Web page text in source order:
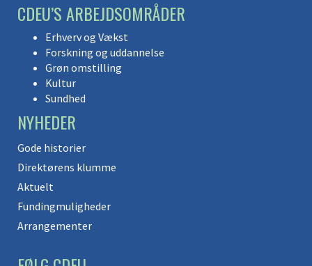
CDEU’S ARBEJDSOMRÅDER
Erhverv og Vækst
Forskning og uddannelse
Grøn omstilling
Kultur
Sundhed
NYHEDER
Gode historier
Direktørens klumme
Aktuelt
Fundingmuligheder
Arrangementer